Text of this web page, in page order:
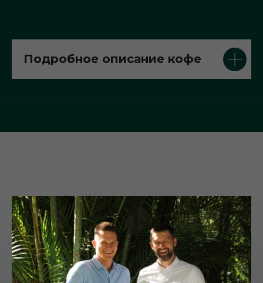
Подробное описание кофе
Cпособы
приготовления
(нажмите на иконку)